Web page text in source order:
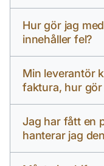
Hur gör jag
innehåller fel?
Min leverantör
faktura, hur gör
Jag har fått en
hanterar jag